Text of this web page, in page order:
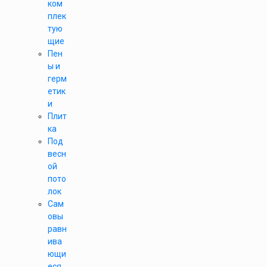
ком
плек
тую
щие
Пен
ы и
герм
етик
и
Плит
ка
Под
весн
ой
пото
лок
Сам
овы
равн
ива
ющи